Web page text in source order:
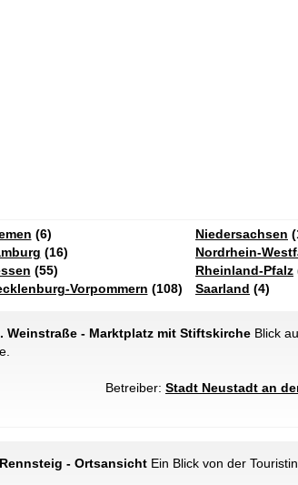
(6)
(16)
(55)
Vorpommern (108)
Niedersachsen
Nordrhein-
Rheinland-Pfalz
Saarland (4)
Weinstraße - Marktplatz mit Stiftskirche Blick
Betreiber: Stadt Neustadt an
- Ortsansicht Ein Blick von der